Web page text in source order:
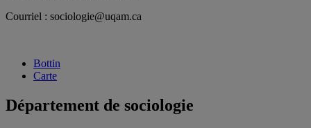
Courriel : sociologie@uqam.ca
Bottin
Carte
Département de sociologie